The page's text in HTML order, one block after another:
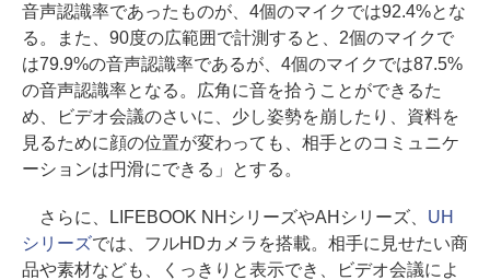
音声認識率であったものが、4個のマイクでは92.4%とな
る。また、90度の広範囲で計測すると、2個のマイクで
は79.9%の音声認識率であるが、4個のマイクでは87.5%
の音声認識率となる。広角に音を拾うことができるた
め、ビデオ会議のさいに、少し姿勢を崩したり、資料を
見るために顔の位置が変わっても、相手とのコミュニケ
ーションは円滑にできる」とする。
さらに、LIFEBOOK NHシリーズやAHシリーズ、 UH
シリーズでは、フルHDカメラを搭載。相手に見せたい商
品や素材なども、くっきりと表示でき、ビデオ会議によ